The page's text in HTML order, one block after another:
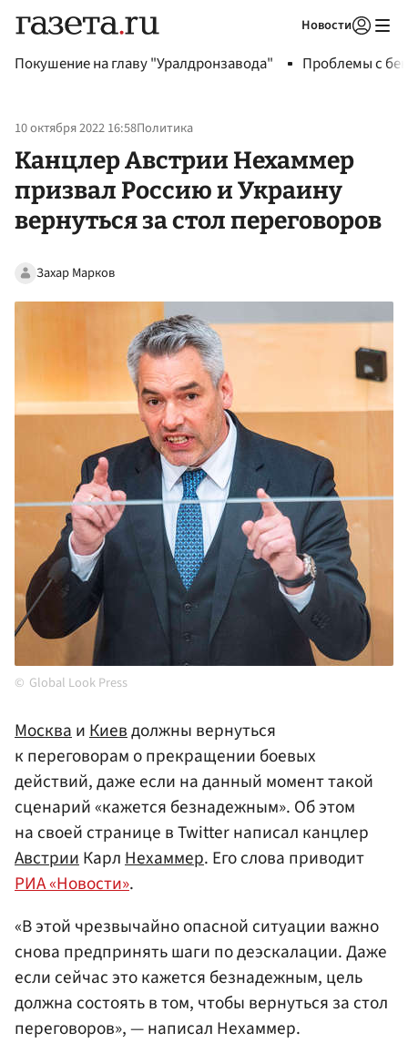
Новости
Покушение на главу "Уралдронзавода" Проблемы с
10 октября 2022 16:58Политика
Канцлер Австрии Нехаммер
призвал Россию и Украину
вернуться за стол переговоров
Захар Марков
Global Look Press
МоскваиКиевдолжны вернуться
к переговорам о прекращении боевых
действий, даже если на данный момент такой
сценарий «кажется безнадежным». Об этом
на своей странице в Twitter написал канцлер
АвстрииКарлНехаммер. Его слова приводит
РИА «Новости».
«В этой чрезвычайно опасной ситуации важно
снова предпринять шаги по деэскалации. Даже
если сейчас это кажется безнадежным, цель
должна состоять в том, чтобы вернуться за стол
переговоров», — написал Нехаммер.